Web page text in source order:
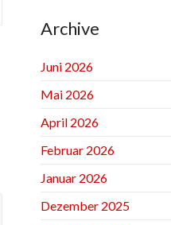
Archive
Juni 2026
Mai 2026
April 2026
Februar 2026
Januar 2026
Dezember 2025